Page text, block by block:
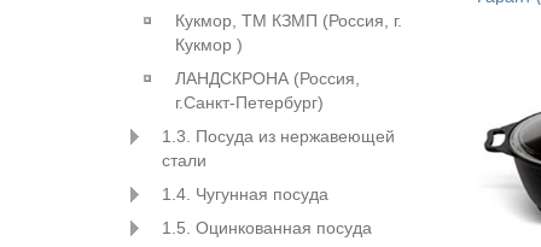
Кукмор, ТМ КЗМП (Россия, г.
Кукмор )
ЛАНДСКРОНА (Россия,
г.Санкт-Петербург)
1.3. Посуда из нержавеющей
стали
1.4. Чугунная посуда
1.5. Оцинкованная посуда